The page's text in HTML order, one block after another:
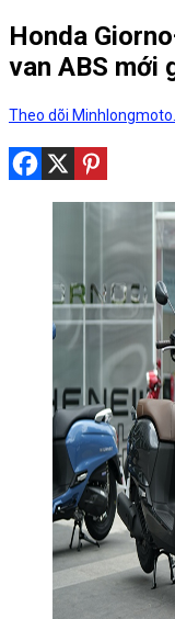
Honda
van ABS mới
Theo dõi